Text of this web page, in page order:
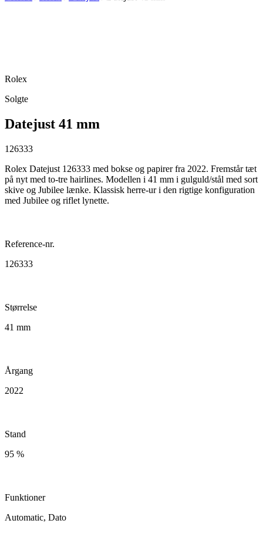
Rolex
Solgte
Datejust 41 mm
126333
Rolex Datejust 126333 med bokse og papirer fra 2022. Fremstår tæt
på nyt med to-tre hairlines. Modellen i 41 mm i gulguld/stål med sort
skive og Jubilee lænke. Klassisk herre-ur i den rigtige konfiguration
med Jubilee og riflet lynette.
Reference-nr.
126333
Størrelse
41 mm
Årgang
2022
Stand
95 %
Funktioner
Automatic, Dato